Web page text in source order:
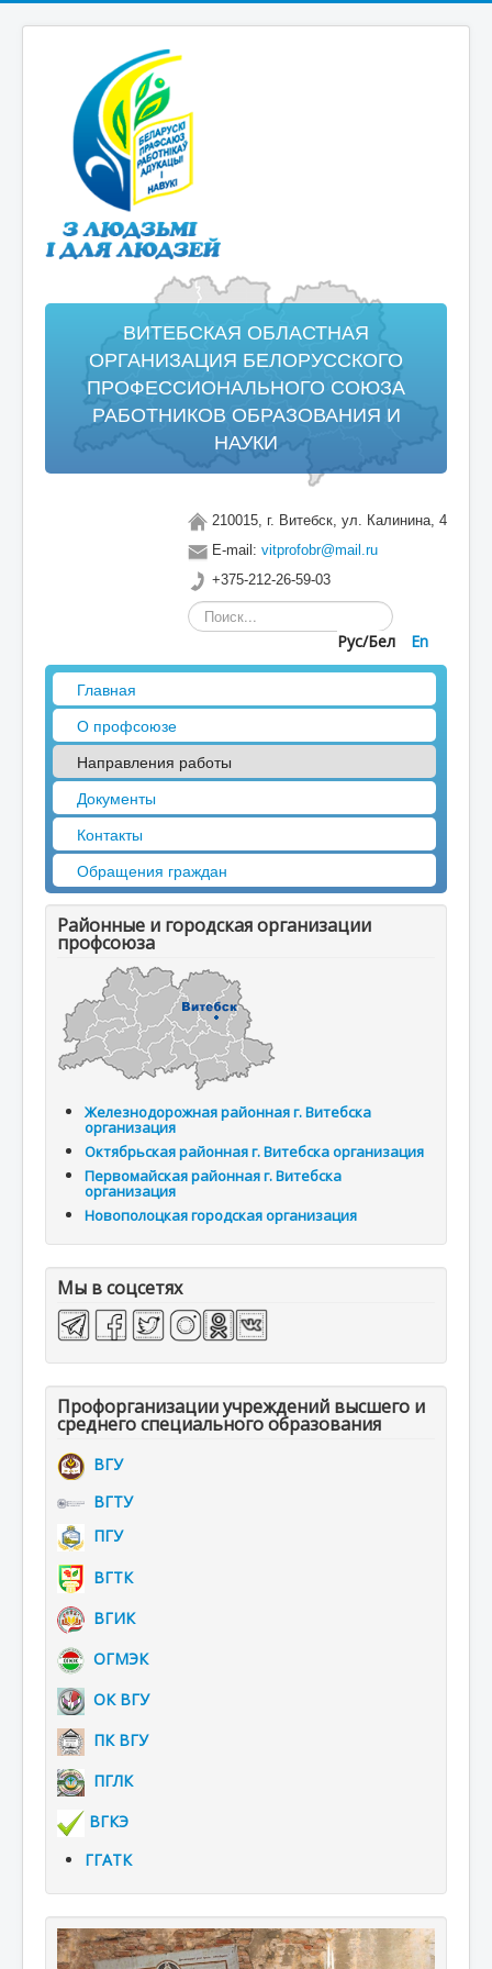
ВИТЕБСКАЯ ОБЛАСТНАЯ
ОРГАНИЗАЦИЯ БЕЛОРУССКОГО
ПРОФЕССИОНАЛЬНОГО СОЮЗА
РАБОТНИКОВ ОБРАЗОВАНИЯ И
НАУКИ
210015, г. Витебск, ул. Калинина, 4
E-mail: vitprofobr@mail.ru
+375-212-26-59-03
Искать...
Рус/Бел En
Главная
О профсоюзе
Направления работы
Документы
Контакты
Обращения граждан
Районные и городская организации
профсоюза
Железнодорожная районная г. Витебска
организация
Октябрьская районная г. Витебска организация
Первомайская районная г. Витебска
организация
Новополоцкая городская организация
Мы в соцсетях
Профорганизации учреждений высшего и
среднего специального образования
ВГУ
ВГТУ
ПГУ
ВГТК
ВГИК
ОГМЭК
ОК ВГУ
ПК ВГУ
ПГЛК
ВГКЭ
ГГАТК